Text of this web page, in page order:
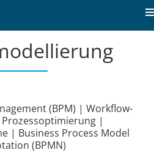
(BPM) | Workflow-
|
| Business Process Model
(BPMN)